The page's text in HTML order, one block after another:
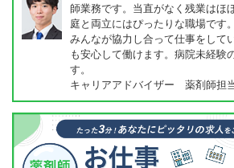
師業務です。当直がなく残業はほ
庭と両立にはぴったりな職場です
みんなが協力し合って仕事をして
も安心して働けます。病院未経験
す。
キャリアアドバイザー 薬剤師担